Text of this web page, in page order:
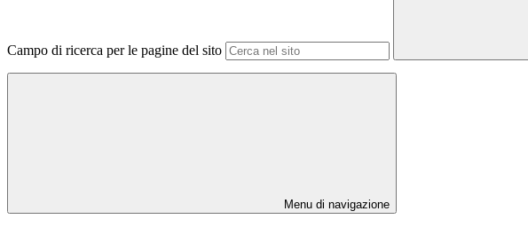
Campo di ricerca per le pagine del sito
Menu di navigazione